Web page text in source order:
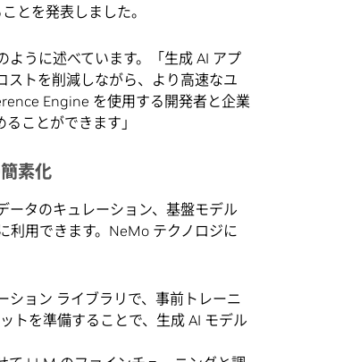
とを発表しました。
うに述べています。「生成 AI アプ
ストを削減しながら、より高速なユ
Engine を使用する開発者と企業
ことができます」
素化
ータのキュレーション、基盤モデル
利用できます。NeMo テクノロジに
ション ライブラリで、事前トレーニ
トを準備することで、生成 AI モデル